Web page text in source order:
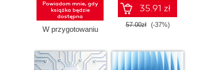
Powiadom mnie, gdy
książka będzie
dostępna
W przygotowaniu
35.91 zł
57.00zł (-37%)